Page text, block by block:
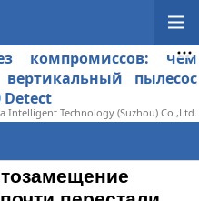
компромиссов: чем
вертикальный пылесос
Detect
Intelligent Technology (Suzhou) Co.,Ltd.